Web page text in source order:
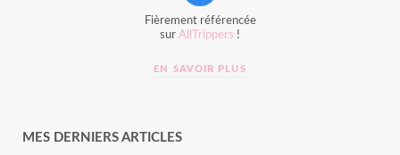
Fièrement référencée
sur AllTrippers !
EN SAVOIR PLUS
MES DERNIERS ARTICLES